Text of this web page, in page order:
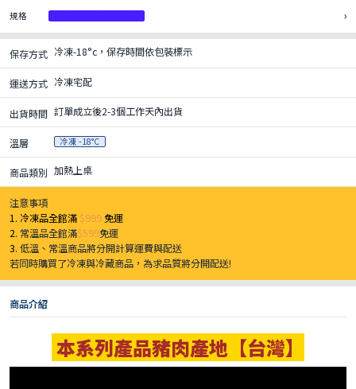
規格 ›
保存方式 冷凍-18°c，保存時間依包裝標示
運送方式 冷凍宅配
出貨時間 訂單成立後2-3個工作天內出貨
溫層 冷凍 -18°C
商品類別 加熱上桌
注意事項
1. 冷凍品全館滿 $999免運
2. 常溫品全館滿$599免運
3.低溫、常溫商品將分開計算運費與配送
若同時購買了冷凍與冷藏商品，為求品質將分開配送!
商品介紹
本系列產品豬肉產地【台灣】